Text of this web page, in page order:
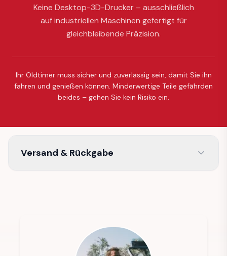
Keine Desktop-3D-Drucker – ausschließlich
auf industriellen Maschinen gefertigt für
gleichbleibende Präzision.
Ihr Oldtimer muss sicher und zuverlässig sein, damit Sie ihn
fahren und genießen können. Minderwertige Teile gefährden
beides – gehen Sie kein Risiko ein.
Versand & Rückgabe